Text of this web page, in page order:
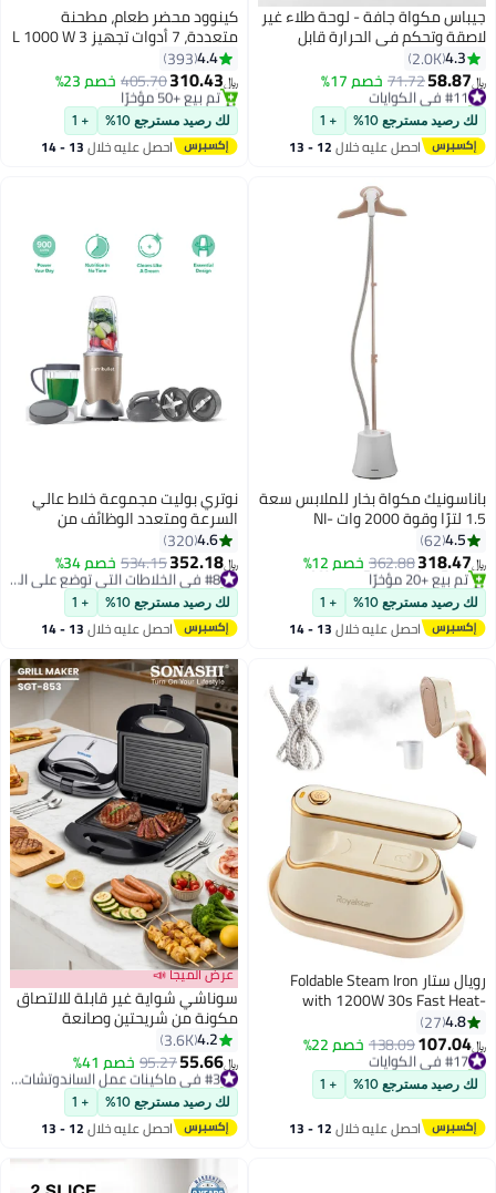
جيباس مكواة جافة - لوحة طلاء غير
لاصقة وتحكم في الحرارة قابل
للتعديل | ضوء المؤشر | مثالي
لجميع أنواع الملابس | ضمان لمدة
عامين 1200.0 وات GDI23016
رمادي 1310 W GDI23016 رمادي
4.3
2.0K
﷼‏58.87
71.72خصم 17% #11 في الكوايات
تم بيع +130 مؤخرًا
#11 في الكوايات
لك رصيد مسترجع 10% + 1
احصل عليه خلال 12 - 13
كينوود محضر طعام، مطحنة
متعددة، 7 أدوات تجهيز 3 L 1000 W
FDP65.400WH / FDP.65.400WH
أبيض
4.4
393
﷼‏310.43
405.70خصم 23%
بتخلّص بسرعة
تم بيع +50 مؤخرًا
لك رصيد مسترجع 10% + 1
احصل عليه خلال 13 - 14
باناسونيك مكواة بخار للملابس سعة
1.5 لترًا وقوة 2000 وات NI-
GSG060WTH متعدد الألوان
4.5
62
﷼‏318.47
362.88خصم 12%
#14 في كاويات بخار للملابس
باقي 2 وحدات في المخزون
تم بيع +20 مؤخرًا
#14 في كاويات بخار للملابس
لك رصيد مسترجع 10% + 1
احصل عليه خلال 13 - 14
نوتري بوليت مجموعة خلاط عالي
السرعة ومتعدد الوظائف من
سلسلة برو من 7 قطع 900 ml 900
W NB9-1012 ذهبي نحاسي
4.6
320
﷼‏352.18
534.15خصم 34%
تم بيع +70 مؤخرًا
لك رصيد مسترجع 10% + 1
احصل عليه خلال 13 - 14
رويال ستار Foldable Steam Iron
with 1200W 30s Fast Heat-
Up,Wet and Dry Ironing Flat Ironing
and Hanging Ironing 3 in 1 Light
Mini Portable Travel Iron with
Durable Braided Cord,for Home and
Travel
4.8
27
﷼‏107.04
138.09خصم 22% #17 في الكوايات
تم بيع +50 مؤخرًا
#17 في الكوايات
لك رصيد مسترجع 10% + 1
احصل عليه خلال 12 - 13
عرض الميجا 📣
سوناشي شواية غير قابلة للالتصاق
مكونة من شريحتين وصانعة
وات SGT-853 أسود/فضي شريحتين
750 W SGT-853 أسود/فضي
4.2
3.6K
﷼‏55.66
95.27خصم 41%
تم بيع +130 مؤخرًا
لك رصيد مسترجع 10% + 1
احصل عليه خلال 12 - 13